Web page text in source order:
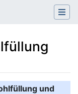
und